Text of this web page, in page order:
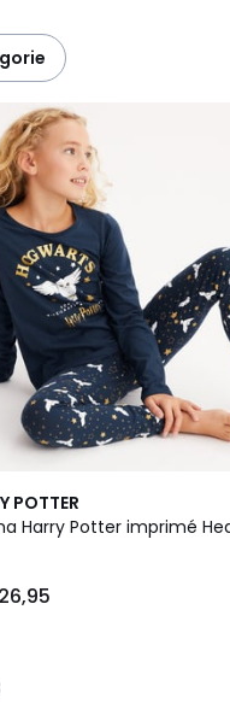
POTTER
Harry Potter imprimé